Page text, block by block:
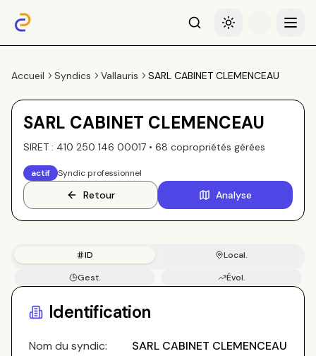
RechercheBasculer le thème
Menu
Accueil Syndics Vallauris SARL CABINET CLEMENCEAU
SARL CABINET CLEMENCEAU
SIRET : 410 250 146 00017 • 68 copropriétés gérées
actif Syndic professionnel
Retour Analyse
ID
Local.
Gest.
Évol.
Identification
Nom du syndic:
SARL CABINET CLEMENCEAU